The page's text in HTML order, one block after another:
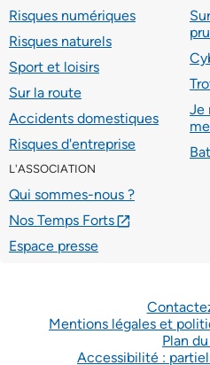
Risques numériques
Risques naturels
Sport et loisirs
Sur la route
Accidents domestiques
Risques d'entreprise
Je
L'ASSOCIATION
Qui sommes-nous ?
Nos Temps Forts lien externe
Espace presse
Mentions légales et
Plan
Accessibilité :